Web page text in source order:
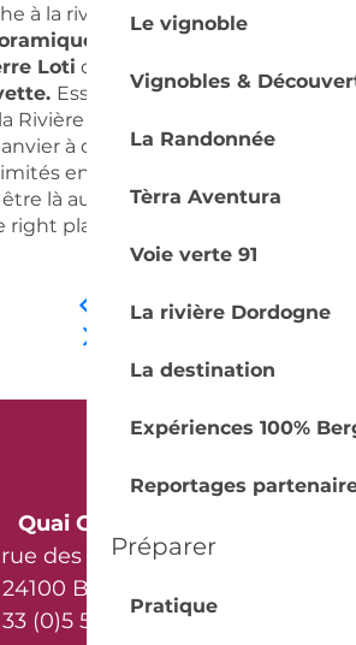
Le vignoble
Vignobles &
La Randonnée
Tèrra Aventura
Voie verte 91
La rivière Dordogne
La destination
Expériences 100%
Reportages
Préparer
Pratique
à la rive droite, en passant par
de Quai Cyrano
Loti qui vous amène jusqu’au
Essuyez vos lunettes si
Rivière Espérance vous en met
à décembre, les sunsets
en bord de Dordogne. Il
là au bon moment. « The
place » devisent nos amis
Quai Cyrano
rue des Récollets
24100 Bergerac
(0)5 53 57 03 11